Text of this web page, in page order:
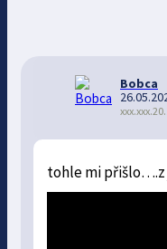
Bobca
tohle mi